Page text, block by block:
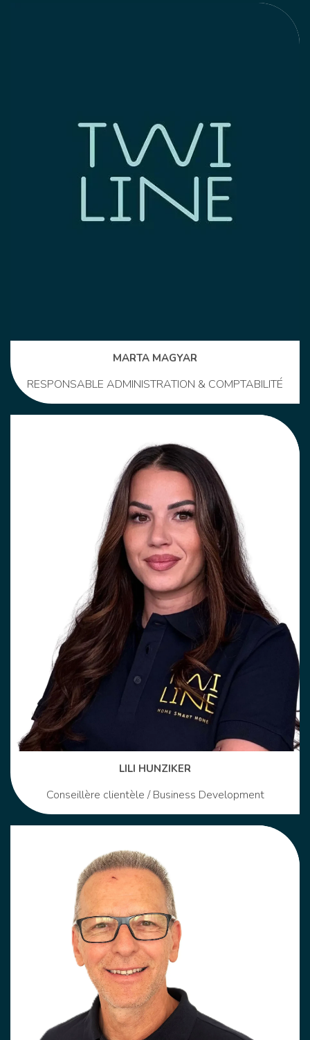
MARTA MAGYAR
RESPONSABLE ADMINISTRATION & COMPTABILITÉ
LILI HUNZIKER
Conseillère clientèle / Business Development